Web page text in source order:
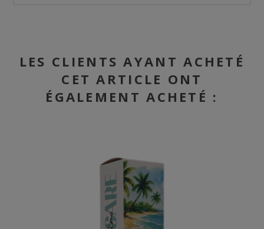
LES CLIENTS AYANT ACHETÉ
CET ARTICLE ONT
ÉGALEMENT ACHETÉ :